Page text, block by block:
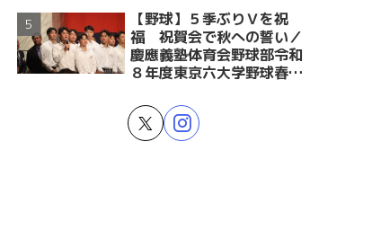
賀会～後編～
【野球】５季ぶりＶを祝
福 祝賀会で秋への誓い／
慶應義塾体育会野球部令和
８年度東京六大学野球春季
～